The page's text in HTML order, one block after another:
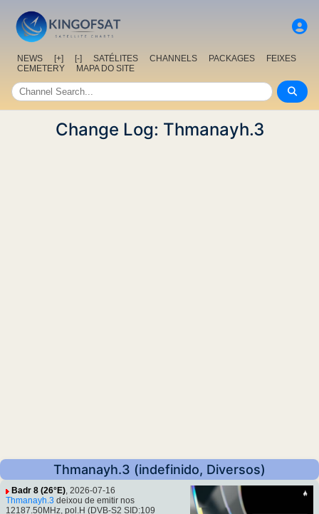
NEWS [+] [-] SATÉLITES CHANNELS PACKAGES
FEIXES
CEMETERY
MAPA DO SITE
Change Log: Thmanayh.3
Thmanayh.3 (indefinido, Diversos)
Badr 8 (26°E), 2026-07-16
Thmanayh.3 deixou de emitir nos
12187.50MHz, pol.H (DVB-S2 SID:109